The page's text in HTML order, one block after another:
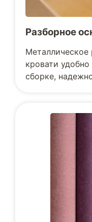
Разборное
Металлическое
кровати
сборке,